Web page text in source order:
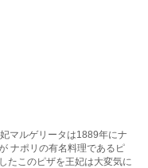
マルゲリータは1889年にナ
ナポリの有名料理であるピ
たこのピザを王妃は大変気に